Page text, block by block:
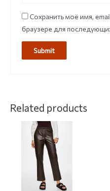
Сохранить моё имя,
браузере для
Related products